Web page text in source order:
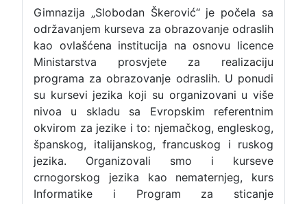
Gimnazija „Slobodan Škerović“ je počela sa
održavanjem kurseva za obrazovanje odraslih
kao ovlašćena institucija na osnovu licence
Ministarstva prosvjete za realizaciju
programa za obrazovanje odraslih. U ponudi
su kursevi jezika koji su organizovani u više
nivoa u skladu sa Evropskim referentnim
okvirom za jezike i to: njemačkog, engleskog,
španskog, italijanskog, francuskog i ruskog
jezika. Organizovali smo i kurseve
crnogorskog jezika kao nematernjeg, kurs
Informatike i Program za sticanje